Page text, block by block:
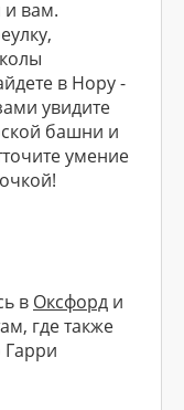
и вам.
в Нору -
увидите
башни и
умение
в Оксфорд и
где также